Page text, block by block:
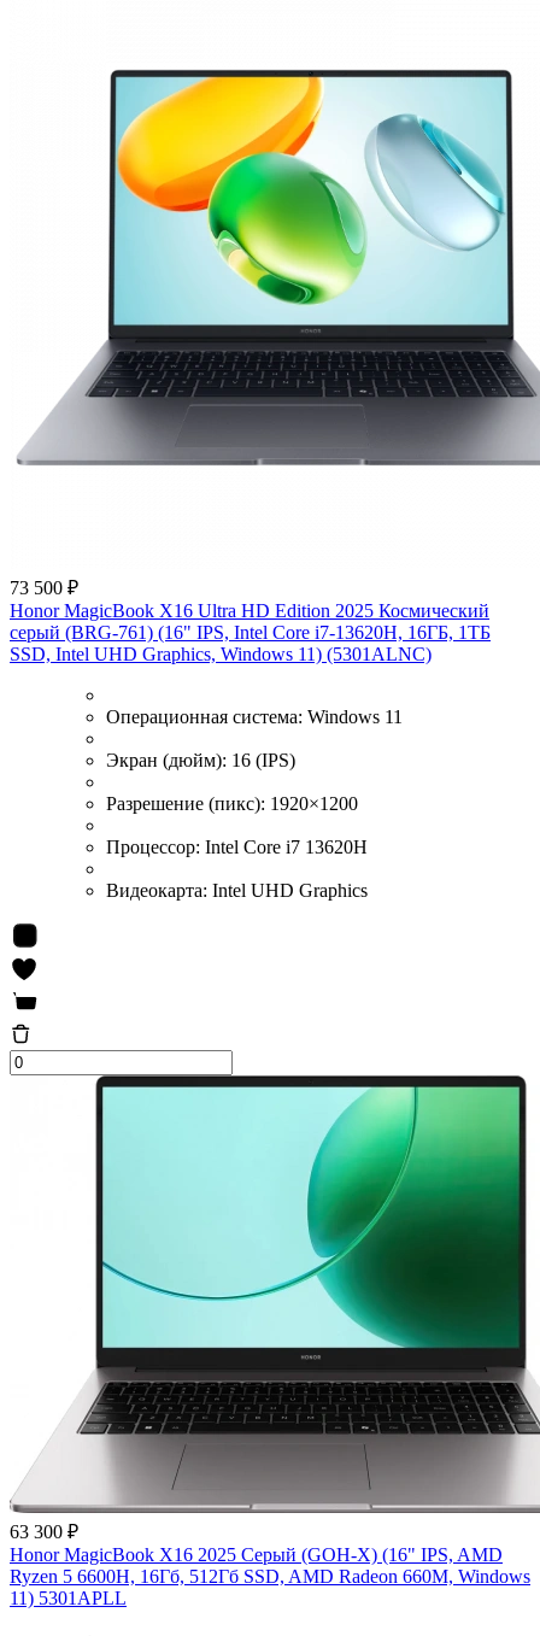
73 500 ₽
Honor MagicBook X16 Ultra HD Edition 2025 Космический
серый (BRG-761) (16" IPS, Intel Core i7-13620H, 16ГБ, 1ТБ
SSD, Intel UHD Graphics, Windows 11) (5301ALNC)
Операционная система: Windows 11
Экран (дюйм): 16 (IPS)
Разрешение (пикс): 1920×1200
Процессор: Intel Core i7 13620H
Видеокарта: Intel UHD Graphics
63 300 ₽
Honor MagicBook X16 2025 Серый (GOH-X) (16" IPS, AMD
Ryzen 5 6600H, 16Гб, 512Гб SSD, AMD Radeon 660M, Windows
11) 5301APLL